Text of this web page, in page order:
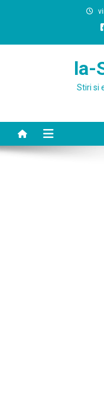
la-
Stiri si